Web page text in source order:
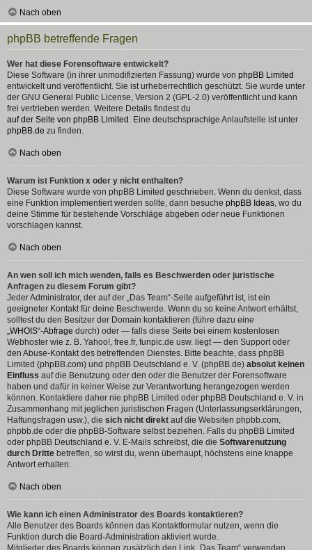
Nach oben
phpBB betreffende Fragen
Wer hat diese Forensoftware entwickelt?
Diese Software (in ihrer unmodifizierten Fassung) wurde von phpBB Limited
entwickelt und veröffentlicht. Sie ist urheberrechtlich geschützt. Sie wurde unter
der GNU General Public License, Version 2 (GPL-2.0) veröffentlicht und kann
frei vertrieben werden. Weitere Details findest du
auf der Seite von phpBB Limited . Eine deutschsprachige Anlaufstelle ist unter
phpBB.de zu finden.
Nach oben
Warum ist Funktion x oder y nicht enthalten?
Diese Software wurde von phpBB Limited geschrieben. Wenn du denkst, dass
eine Funktion implementiert werden sollte, dann besuche phpBB Ideas, wo du
deine Stimme für bestehende Vorschläge abgeben oder neue Funktionen
vorschlagen kannst.
Nach oben
An wen soll ich mich wenden, falls es Beschwerden oder juristische
Anfragen zu diesem Forum gibt?
Jeder Administrator, der auf der „Das Team“-Seite aufgeführt ist, ist ein
geeigneter Kontakt für deine Beschwerde. Wenn du so keine Antwort erhältst,
solltest du den Besitzer der Domain kontaktieren (führe dazu eine
„WHOIS“-Abfrage durch) oder — falls diese Seite bei einem kostenlosen
Webhoster wie z. B. Yahoo!, free.fr, funpic.de usw. liegt — den Support oder
den Abuse-Kontakt des betreffenden Dienstes. Bitte beachte, dass phpBB
Limited (phpBB.com) und phpBB Deutschland e. V. (phpBB.de) absolut keinen
Einfluss auf die Benutzung oder den oder die Benutzer der Forensoftware
haben und dafür in keiner Weise zur Verantwortung herangezogen werden
können. Kontaktiere daher nie phpBB Limited oder phpBB Deutschland e. V. in
Zusammenhang mit jeglichen juristischen Fragen (Unterlassungserklärungen,
Haftungsfragen usw.), die sich nicht direkt auf die Websiten phpbb.com,
phpbb.de oder die phpBB-Software selbst beziehen. Falls du phpBB Limited
oder phpBB Deutschland e. V. E-Mails schreibst, die die Softwarenutzung
durch Dritte betreffen, so wirst du, wenn überhaupt, höchstens eine knappe
Antwort erhalten.
Nach oben
Wie kann ich einen Administrator des Boards kontaktieren?
Alle Benutzer des Boards können das Kontaktformular nutzen, wenn die
Funktion durch die Board-Administration aktiviert wurde.
Mitglieder des Boards können zusätzlich den Link „Das Team“ verwenden.